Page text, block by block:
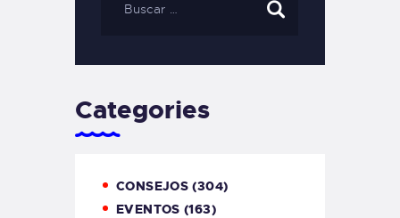
Categories
CONSEJOS (304)
EVENTOS (163)